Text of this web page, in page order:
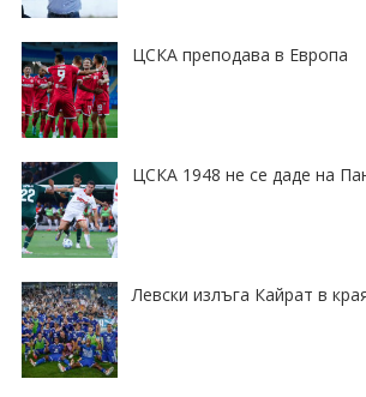
ЦСКА преподава в Европа
ЦСКА 1948 не се даде на
Левски излъга Кайрат в